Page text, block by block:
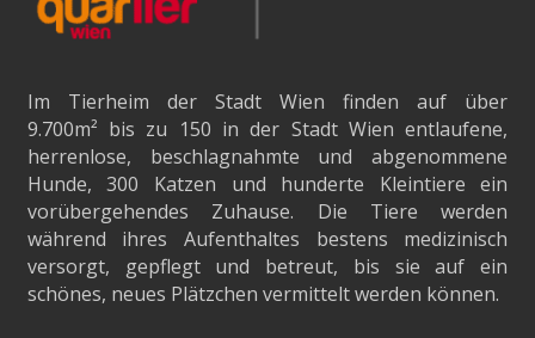
Im Tierheim der Stadt Wien finden auf über
9.700m² bis zu 150 in der Stadt Wien entlaufene,
herrenlose, beschlagnahmte und abgenommene
Hunde, 300 Katzen und hunderte Kleintiere ein
vorübergehendes Zuhause. Die Tiere werden
während ihres Aufenthaltes bestens medizinisch
versorgt, gepflegt und betreut, bis sie auf ein
schönes, neues Plätzchen vermittelt werden können.